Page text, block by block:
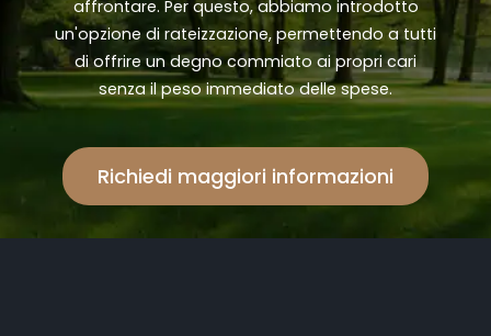
affrontare. Per questo, abbiamo introdotto
un'opzione di rateizzazione, permettendo a tutti
di offrire un degno commiato ai propri cari
senza il peso immediato delle spese.
Richiedi maggiori informazioni